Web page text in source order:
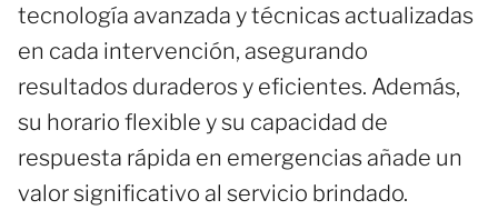
tecnología avanzada y técnicas actualizadas
en cada intervención, asegurando
resultados duraderos y eficientes. Además,
su horario flexible y su capacidad de
respuesta rápida en emergencias añade un
valor significativo al servicio brindado.